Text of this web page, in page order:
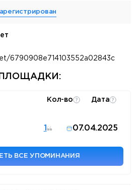
6790908e714103552a02843c
Кол-во Дата
1 07.04.2025
ВСЕ УПОМИНАНИЯ